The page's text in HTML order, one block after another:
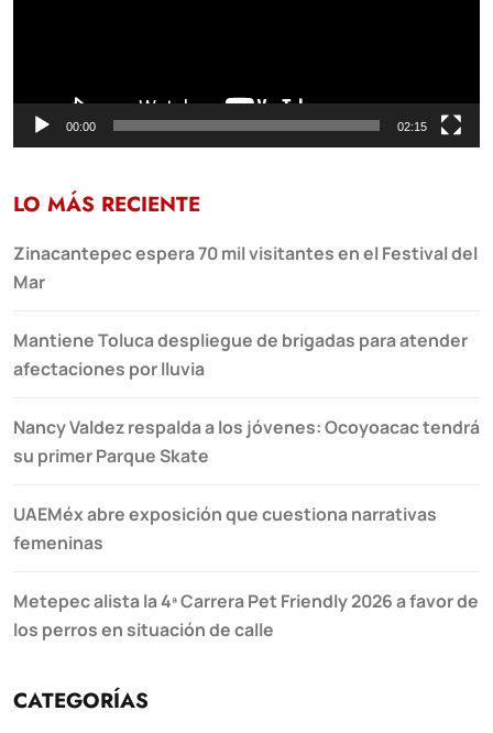
00:00 02:15
LO MÁS RECIENTE
Zinacantepec espera 70 mil visitantes en el Festival del
Mar
Mantiene Toluca despliegue de brigadas para atender
afectaciones por lluvia
Nancy Valdez respalda a los jóvenes: Ocoyoacac tendrá
su primer Parque Skate
UAEMéx abre exposición que cuestiona narrativas
femeninas
Metepec alista la 4ª Carrera Pet Friendly 2026 a favor de
los perros en situación de calle
CATEGORÍAS